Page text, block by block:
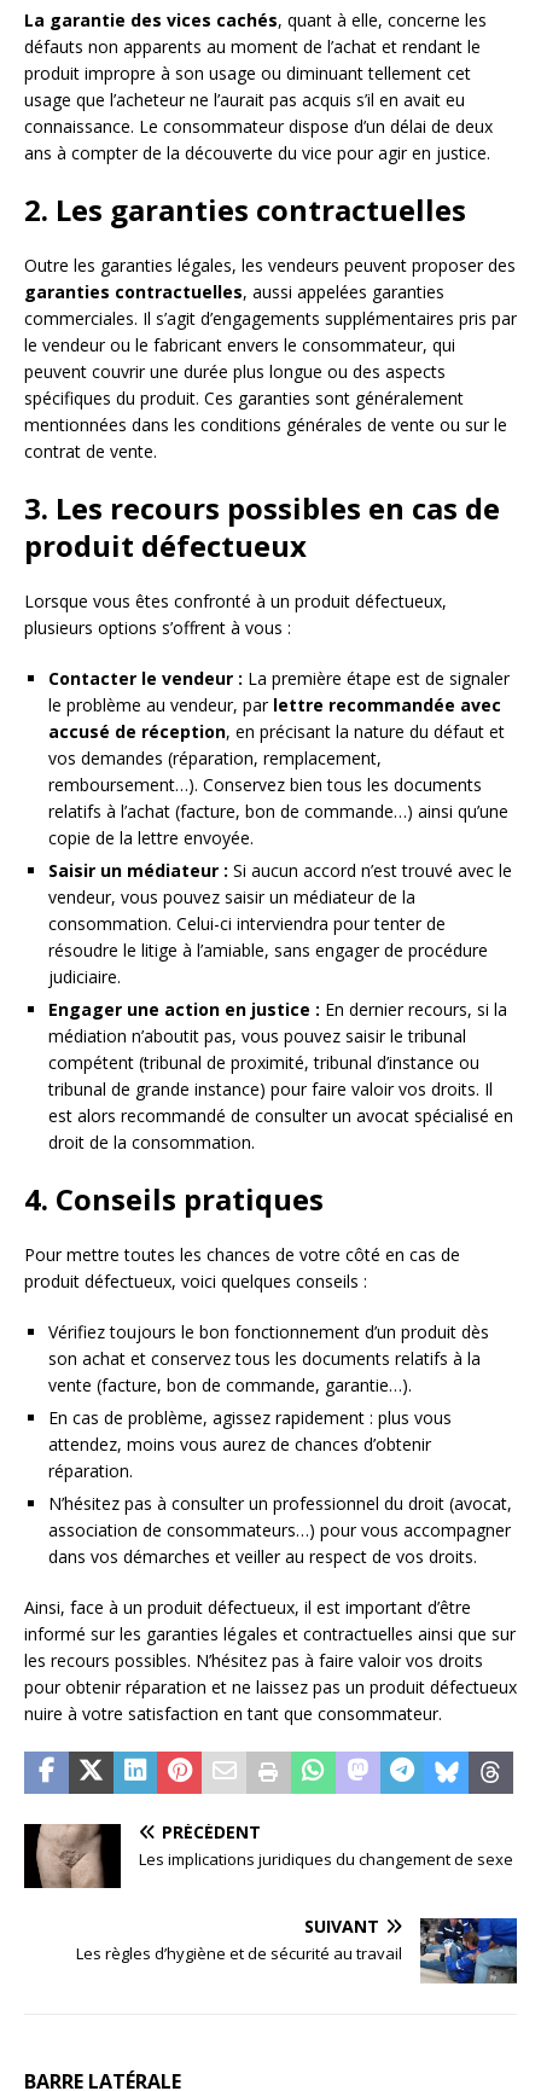
La garantie des vices cachés, quant à elle, concerne les
défauts non apparents au moment de l’achat et rendant le
produit impropre à son usage ou diminuant tellement cet
usage que l’acheteur ne l’aurait pas acquis s’il en avait eu
connaissance. Le consommateur dispose d’un délai de deux
ans à compter de la découverte du vice pour agir en justice.
2. Les garanties contractuelles
Outre les garanties légales, les vendeurs peuvent proposer des
garanties contractuelles, aussi appelées garanties
commerciales. Il s’agit d’engagements supplémentaires pris par
le vendeur ou le fabricant envers le consommateur, qui
peuvent couvrir une durée plus longue ou des aspects
spécifiques du produit. Ces garanties sont généralement
mentionnées dans les conditions générales de vente ou sur le
contrat de vente.
3. Les recours possibles en cas de
produit défectueux
Lorsque vous êtes confronté à un produit défectueux,
plusieurs options s’offrent à vous :
Contacter le vendeur : La première étape est de signaler
le problème au vendeur, par lettre recommandée avec
accusé de réception, en précisant la nature du défaut et
vos demandes (réparation, remplacement,
remboursement…). Conservez bien tous les documents
relatifs à l’achat (facture, bon de commande…) ainsi qu’une
copie de la lettre envoyée.
Saisir un médiateur : Si aucun accord n’est trouvé avec le
vendeur, vous pouvez saisir un médiateur de la
consommation. Celui-ci interviendra pour tenter de
résoudre le litige à l’amiable, sans engager de procédure
judiciaire.
Engager une action en justice : En dernier recours, si la
médiation n’aboutit pas, vous pouvez saisir le tribunal
compétent (tribunal de proximité, tribunal d’instance ou
tribunal de grande instance) pour faire valoir vos droits. Il
est alors recommandé de consulter un avocat spécialisé en
droit de la consommation.
4. Conseils pratiques
Pour mettre toutes les chances de votre côté en cas de
produit défectueux, voici quelques conseils :
Vérifiez toujours le bon fonctionnement d’un produit dès
son achat et conservez tous les documents relatifs à la
vente (facture, bon de commande, garantie…).
En cas de problème, agissez rapidement : plus vous
attendez, moins vous aurez de chances d’obtenir
réparation.
N’hésitez pas à consulter un professionnel du droit (avocat,
association de consommateurs…) pour vous accompagner
dans vos démarches et veiller au respect de vos droits.
Ainsi, face à un produit défectueux, il est important d’être
informé sur les garanties légales et contractuelles ainsi que sur
les recours possibles. N’hésitez pas à faire valoir vos droits
pour obtenir réparation et ne laissez pas un produit défectueux
nuire à votre satisfaction en tant que consommateur.
PRÉCÉDENT
Les implications juridiques du changement de sexe
SUIVANT
Les règles d’hygiène et de sécurité au travail
BARRE LATÉRALE